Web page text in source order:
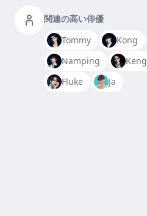
関連の高い俳優
Tommy
Kong
Namping
Keng
Fluke
Ja